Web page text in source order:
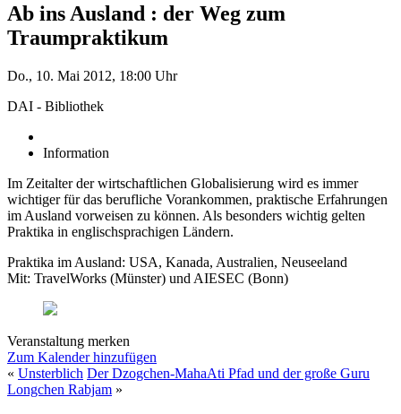
Ab ins Ausland : der Weg zum
Traumpraktikum
Do., 10. Mai 2012, 18:00 Uhr
DAI - Bibliothek
Information
Im Zeitalter der wirtschaftlichen Globalisierung wird es immer
wichtiger für das berufliche Vorankommen, praktische Erfahrungen
im Ausland vorweisen zu können. Als besonders wichtig gelten
Praktika in englischsprachigen Ländern.
Praktika im Ausland: USA, Kanada, Australien, Neuseeland
Mit: TravelWorks (Münster) und AIESEC (Bonn)
Veranstaltung merken
Zum Kalender hinzufügen
« Unsterblich Der Dzogchen-MahaAti Pfad und der große Guru
Longchen Rabjam »